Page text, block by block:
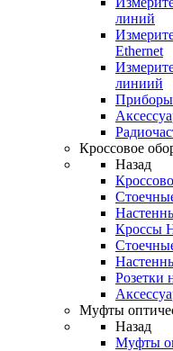
линий
Ethernet
линиий
Приборы
Кроссовое
Назад
Кроссы
Розетки
Муфты
Назад
Муфты